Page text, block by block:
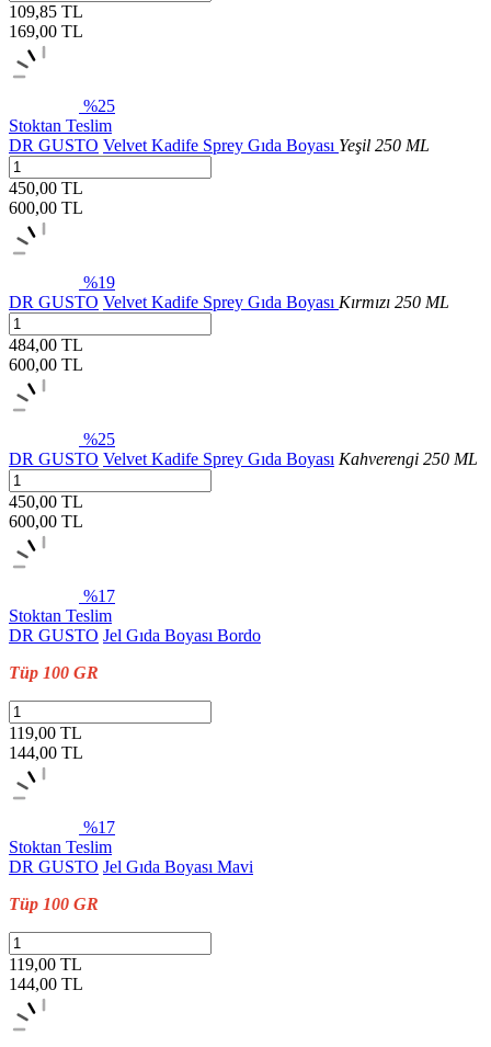
109,85 TL
169,00 TL
%25
Stoktan Teslim
DR GUSTO Velvet Kadife Sprey Gıda Boyası Yeşil 250 ML
450,00 TL
600,00 TL
%19
DR GUSTO Velvet Kadife Sprey Gıda Boyası Kırmızı 250 ML
484,00 TL
600,00 TL
%25
DR GUSTO Velvet Kadife Sprey Gıda Boyası Kahverengi 250 ML
450,00 TL
600,00 TL
%17
Stoktan Teslim
DR GUSTO Jel Gıda Boyası Bordo
Tüp 100 GR
119,00 TL
144,00 TL
%17
Stoktan Teslim
DR GUSTO Jel Gıda Boyası Mavi
Tüp 100 GR
119,00 TL
144,00 TL